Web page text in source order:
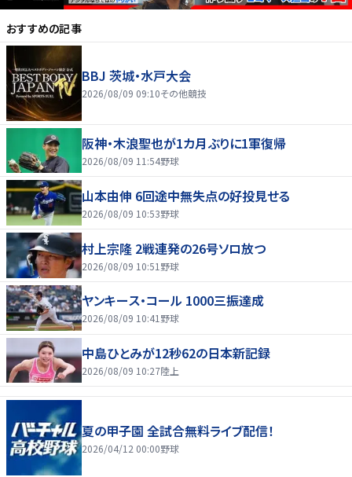
おすすめの記事
BBJ 茨城・水戸大会
2026/08/09 09:10その他競技
阪神・木浪聖也が1カ月ぶりに1軍復帰
2026/08/09 11:54野球
山本由伸 6回途中無失点の好投見せる
2026/08/09 10:53野球
村上宗隆 2戦連発の26号ソロ放つ
2026/08/09 10:51 野球
ヤンキース・コール 1000三振達成
2026/08/09 10:41 野球
中島ひとみが12秒62の日本新記録
2026/08/09 10:27陸上
夏の甲子園 全試合無料ライブ配信！
2026/04/12 00:00野球